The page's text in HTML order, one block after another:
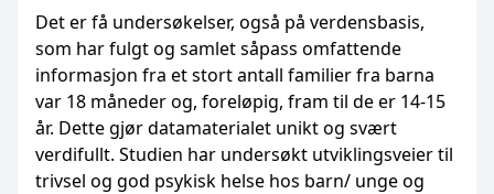
Det er få undersøkelser, også på verdensbasis,
som har fulgt og samlet såpass omfattende
informasjon fra et stort antall familier fra barna
var 18 måneder og, foreløpig, fram til de er 14-15
år. Dette gjør datamaterialet unikt og svært
verdifullt. Studien har undersøkt utviklingsveier til
trivsel og god psykisk helse hos barn/ unge og